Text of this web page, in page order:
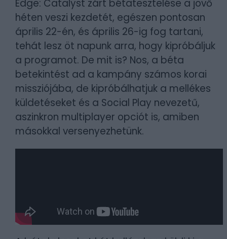
Edge: Catalyst zárt bétatesztelése a jövő
héten veszi kezdetét, egészen pontosan
április 22-én, és április 26-ig fog tartani,
tehát lesz öt napunk arra, hogy kipróbáljuk
a programot. De mit is? Nos, a béta
betekintést ad a kampány számos korai
missziójába, de kipróbálhatjuk a mellékes
küldetéseket és a Social Play nevezetű,
aszinkron multiplayer opciót is, amiben
másokkal versenyezhetünk.